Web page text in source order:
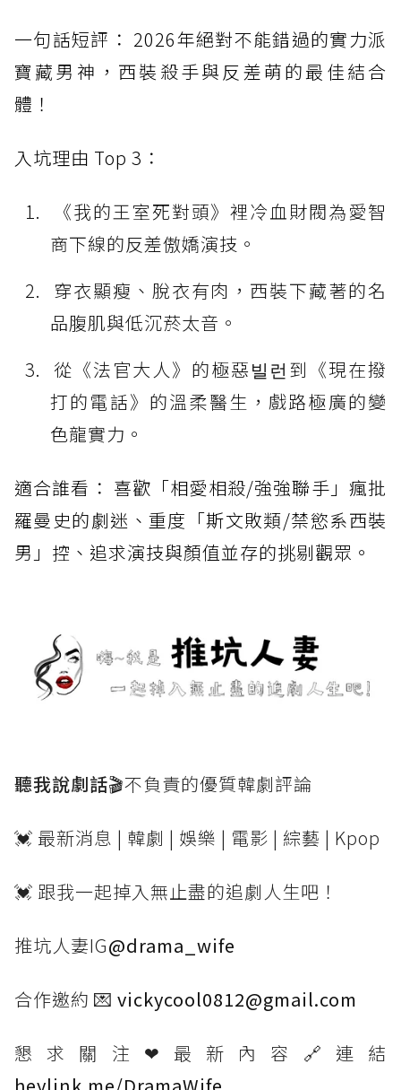
一句話短評： 2026年絕對不能錯過的實力派
寶藏男神，西裝殺手與反差萌的最佳結合
體！
入坑理由 Top 3：
《我的王室死對頭》裡冷血財閥為愛智
商下線的反差傲嬌演技。
穿衣顯瘦、脫衣有肉，西裝下藏著的名
品腹肌與低沉菸太音。
從《法官大人》的極惡빌런到《現在撥
打的電話》的溫柔醫生，戲路極廣的變
色龍實力。
適合誰看： 喜歡「相愛相殺/強強聯手」瘋批
羅曼史的劇迷、重度「斯文敗類/禁慾系西裝
男」控、追求演技與顏值並存的挑剔觀眾。
聽我說劇話🎬不負責的優質韓劇評論
💓 最新消息 | 韓劇 | 娛樂 | 電影 | 綜藝 | Kpop
💓 跟我一起掉入無止盡的追劇人生吧！
推坑人妻IG@drama_wife
合作邀約 💌 vickycool0812@gmail.com
懇求關注❤最新內容🔗連結